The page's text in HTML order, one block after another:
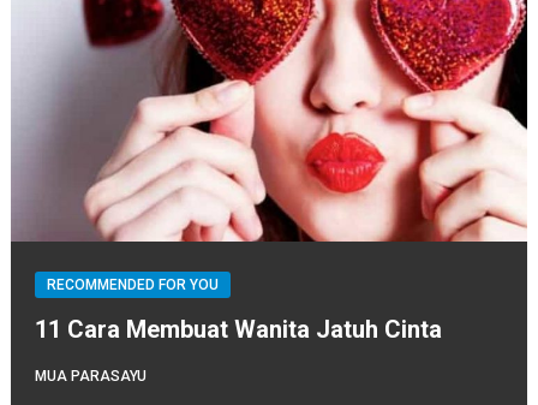
RECOMMENDED FOR YOU
11 Cara Membuat Wanita Jatuh Cinta
MUA PARASAYU